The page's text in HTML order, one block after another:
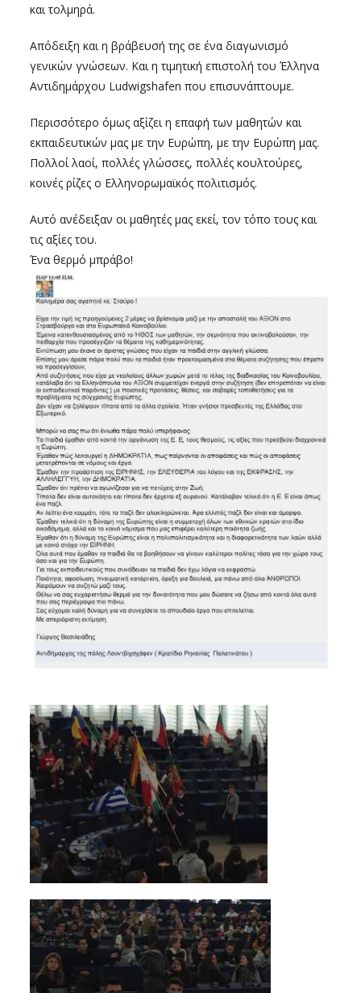
και τολμηρά.
Απόδειξη και η βράβευσή της σε ένα διαγωνισμό
γενικών γνώσεων. Και η τιμητική επιστολή του Έλληνα
Αντιδημάρχου Ludwigshafen που επισυνάπτουμε.
Περισσότερο όμως αξίζει η επαφή των μαθητών και
εκπαιδευτικών μας με την Ευρώπη, με την Ευρώπη μας.
Πολλοί λαοί, πολλές γλώσσες, πολλές κουλτούρες,
κοινές ρίζες ο Ελληνορωμαϊκός πολιτισμός.
Αυτό ανέδειξαν οι μαθητές μας εκεί, τον τόπο τους και
τις αξίες του.
Ένα θερμό μπράβο!